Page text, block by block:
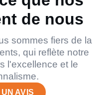
de nous
sommes fiers de la
qui reflète notre
l'excellence et le
AVIS